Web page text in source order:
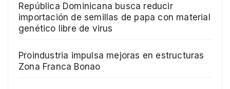
República Dominicana busca reducir
importación de semillas de papa con material
genético libre de virus
Proindustria impulsa mejoras en estructuras
Zona Franca Bonao